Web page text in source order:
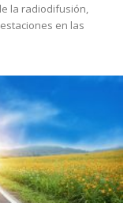
la radiodifusión,
en las